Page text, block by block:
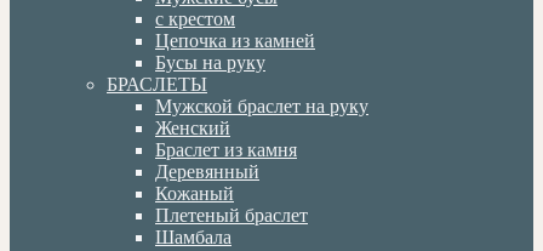
с крестом
Цепочка из камней
Бусы на руку
БРАСЛЕТЫ
Мужской браслет на руку
Женский
Браслет из камня
Деревянный
Кожаный
Плетеный браслет
Шамбала